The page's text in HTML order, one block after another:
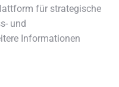
für strategische
und
Informationen